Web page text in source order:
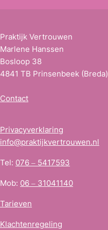
Praktijk Vertrouwen
Marlene Hanssen
Bosloop 38
4841 TB Prinsenbeek (Breda)
Contact
Privacyverklaring
info@praktijkvertrouwen.nl
Tel: 076 – 5417593
Mob: 06 – 31041140
Tarieven
Klachtenregeling